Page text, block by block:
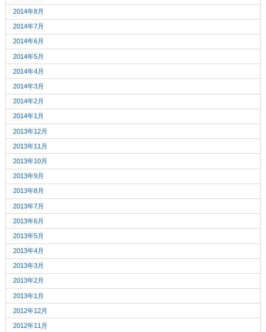
2014年8月
2014年7月
2014年6月
2014年5月
2014年4月
2014年3月
2014年2月
2014年1月
2013年12月
2013年11月
2013年10月
2013年9月
2013年8月
2013年7月
2013年6月
2013年5月
2013年4月
2013年3月
2013年2月
2013年1月
2012年12月
2012年11月